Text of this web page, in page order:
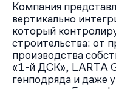
Компания
вертикально
который
строительства: от
производства
«1-й ДСК», LARTA
генподряда и даже